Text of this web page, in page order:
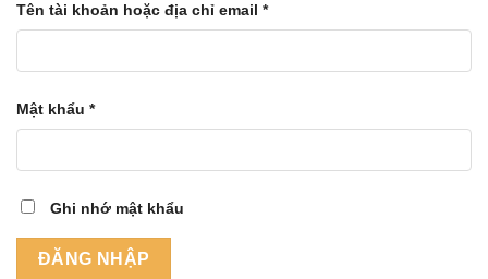
Tên tài khoản hoặc địa chỉ email *
Mật khẩu *
Ghi nhớ mật khẩu
ĐĂNG NHẬP